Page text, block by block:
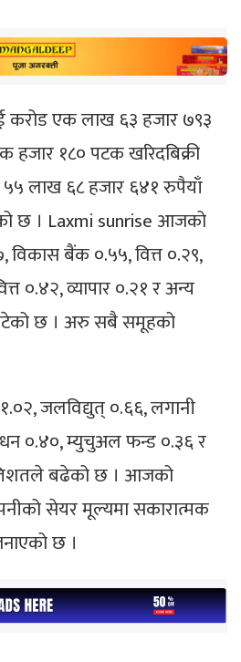
एक लाख ६३ हजार ७९३
१८० पटक खरिदबिक्री
लाख ६८ हजार ६४१ रुपैयाँ
छ । Laxmi sunrise आजको
विकास बैंक ०.५५, वित्त ०.२९,
०.४२, व्यापार ०.२१ र अन्य
छ । अरु सबै समूहको
जलविद्युत् ०.६६, लगानी
०.४०, म्युचुअल फन्ड ०.३६ र
बढेको छ । आजको
सेयर मूल्यमा सकारात्मक
छ ।